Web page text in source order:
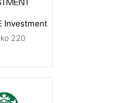
Investment
220